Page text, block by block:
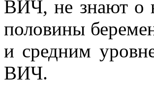
ВИЧ, не знают о
половины
и средним
ВИЧ.